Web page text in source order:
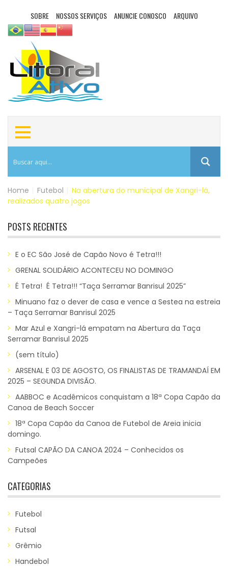
SOBRE NOSSOS SERVIÇOS ANUNCIE CONOSCO ARQUIVO
Home Futebol
Na abertura do municipal de Xangri-lá,
realizados quatro jogos
POSTS RECENTES
E o EC São José de Capão Novo é Tetra!!!
GRENAL SOLIDÁRIO ACONTECEU NO DOMINGO
É Tetra! É Tetra!!! “Taça Serramar Banrisul 2025”
Minuano faz o dever de casa e vence a Sestea na estreia
– Taça Serramar Banrisul 2025
Mar Azul e Xangri-lá empatam na Abertura da Taça
Serramar Banrisul 2025
(sem título)
ARSENAL E 03 DE AGOSTO, OS FINALISTAS DE TRAMANDAÍ EM
2025 – SEGUNDA DIVISÃO.
AABBOC e Acadêmicos conquistam a 18ª Copa Capão da
Canoa de Beach Soccer
18ª Copa Capão da Canoa de Futebol de Areia inicia
domingo.
Futsal CAPÃO DA CANOA 2024 – Conhecidos os
Campeões
CATEGORIAS
Futebol
Futsal
Grêmio
Handebol